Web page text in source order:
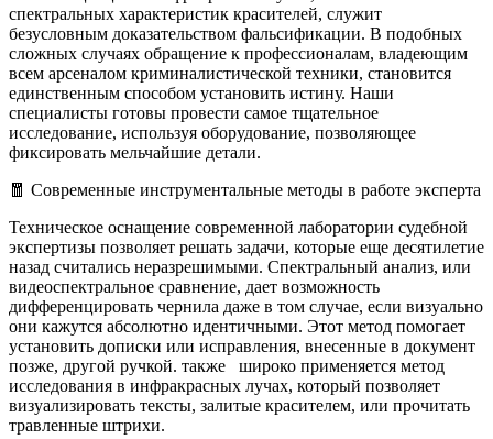
спектральных характеристик красителей, служит
безусловным доказательством фальсификации. В подобных
сложных случаях обращение к профессионалам, владеющим
всем арсеналом криминалистической техники, становится
единственным способом установить истину. Наши
специалисты готовы провести самое тщательное
исследование, используя оборудование, позволяющее
фиксировать мельчайшие детали.
🧧 Современные инструментальные методы в работе эксперта
Техническое оснащение современной лаборатории судебной
экспертизы позволяет решать задачи, которые еще десятилетие
назад считались неразрешимыми. Спектральный анализ, или
видеоспектральное сравнение, дает возможность
дифференцировать чернила даже в том случае, если визуально
они кажутся абсолютно идентичными. Этот метод помогает
установить дописки или исправления, внесенные в документ
позже, другой ручкой. также широко применяется метод
исследования в инфракрасных лучах, который позволяет
визуализировать тексты, залитые красителем, или прочитать
травленные штрихи.